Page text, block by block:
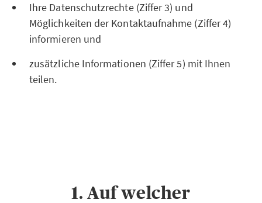
Ihre Datenschutzrechte (Ziffer 3) und
Möglichkeiten der Kontaktaufnahme (Ziffer 4)
informieren und
zusätzliche Informationen (Ziffer 5) mit Ihnen
teilen.
1. Auf welcher